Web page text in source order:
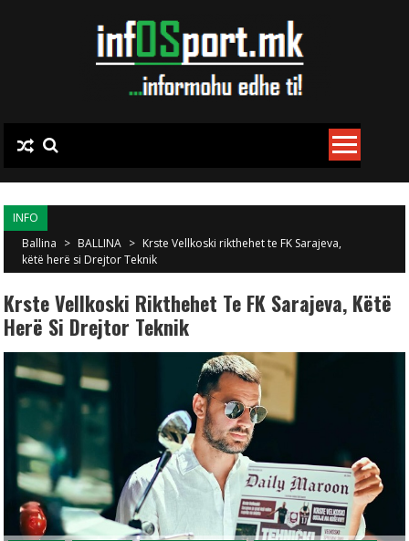
INFO
Ballina > BALLINA > Krste Vellkoski rikthehet te FK Sarajeva,
këtë herë si Drejtor Teknik
Krste Vellkoski Rikthehet Te FK Sarajeva, Këtë
Herë Si Drejtor Teknik